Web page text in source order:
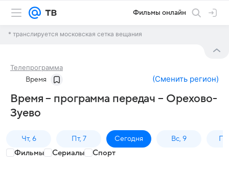
Фильмы онлайн
* транслируется московская сетка вещания
Телепрограмма
Время (Сменить регион)
Время – программа передач – Орехово-
Зуево
Чт, 6 Пт, 7 Сегодня Вс, 9
Фильмы Сериалы Спорт